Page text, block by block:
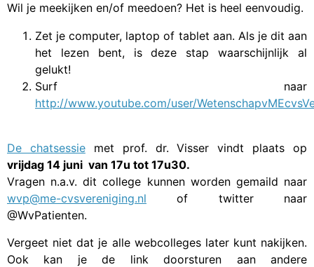
Wil je meekijken en/of meedoen? Het is heel eenvoudig.
Zet je computer, laptop of tablet aan. Als je dit aan
het lezen bent, is deze stap waarschijnlijk al
gelukt!
Surf naar
http://www.youtube.com/user/
De chatsessiemet prof. dr. Visser vindt plaats op
vrijdag 14 juni van 17u tot 17u30.
Vragen n.a.v. dit college kunnen worden gemaild naar
wvp@me-cvsvereniging.nl of twitter naar
@WvPatienten.
Vergeet niet dat je alle webcolleges later kunt nakijken.
Ook kan je de link doorsturen aan andere